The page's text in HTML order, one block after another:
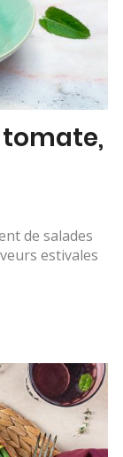
tomate,
de salades
estivales